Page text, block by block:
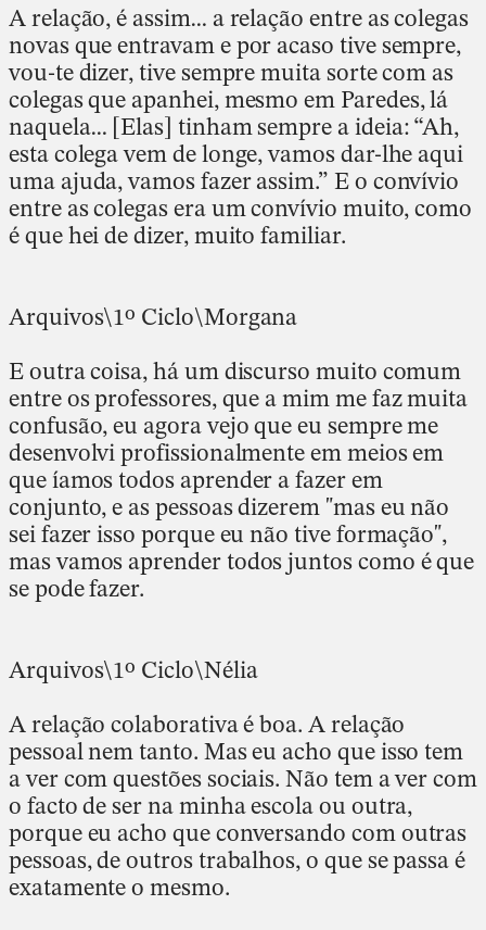
A relação, é assim… a relação entre as colegas
novas que entravam e por acaso tive sempre,
vou-te dizer, tive sempre muita sorte com as
colegas que apanhei, mesmo em Paredes, lá
naquela… [Elas] tinham sempre a ideia: “Ah,
esta colega vem de longe, vamos dar-lhe aqui
uma ajuda, vamos fazer assim.” E o convívio
entre as colegas era um convívio muito, como
é que hei de dizer, muito familiar.
Arquivos\1º Ciclo\Morgana
E outra coisa, há um discurso muito comum
entre os professores, que a mim me faz muita
confusão, eu agora vejo que eu sempre me
desenvolvi profissionalmente em meios em
que íamos todos aprender a fazer em
conjunto, e as pessoas dizerem "mas eu não
sei fazer isso porque eu não tive formação",
mas vamos aprender todos juntos como é que
se pode fazer.
Arquivos\1º Ciclo\Nélia
A relação colaborativa é boa. A relação
pessoal nem tanto. Mas eu acho que isso tem
a ver com questões sociais. Não tem a ver com
o facto de ser na minha escola ou outra,
porque eu acho que conversando com outras
pessoas, de outros trabalhos, o que se passa é
exatamente o mesmo.